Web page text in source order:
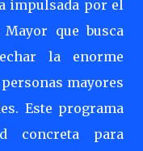
impulsada por el
que busca
la enorme
mayores
Este programa
concreta para